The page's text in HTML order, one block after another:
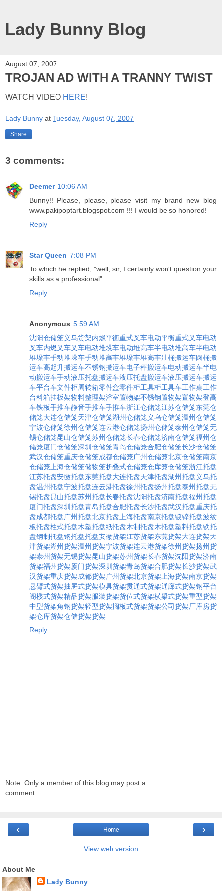
Lady Bunny Blog
August 07, 2007
TROJAN AD WITH A TRANNY TWIST
WATCH VIDEO HERE!
Lady Bunny at Tuesday, August 07, 2007
Share
3 comments:
Deemer 10:06 AM
Bunny!! Please, please, please visit my brand new blog
www.pakipoptart.blogspot.com !!! I would be so honored!
Reply
Star Queen 7:08 PM
To which he replied, "well, sir, I certainly won't question your
skills as a professional"
Reply
Anonymous 5:59 AM
沈阳仓储笼义乌货架内燃平衡重式叉车电动平衡重式叉车电动
叉车内燃叉车叉车电动堆垛车电动堆高车半电动堆高车半电动
堆垛车手动堆垛车手动堆高车堆垛车堆高车油桶搬运车圆桶搬
运车高起升搬运车不锈钢搬运车电子秤搬运车电动搬运车半电
动搬运车手动液压托盘搬运车液压托盘搬运车液压搬运车搬运
车平台车文件柜周转箱零件盒零件柜工具柜工具车工作桌工作
台料箱挂板架物料整理架浴室置物架不锈钢置物架置物架登高
车铁板手推车静音手推车手推车浙江仓储笼江苏仓储笼东莞仓
储笼大连仓储笼天津仓储笼湖州仓储笼义乌仓储笼温州仓储笼
宁波仓储笼徐州仓储笼连云港仓储笼扬州仓储笼泰州仓储笼无
锡仓储笼昆山仓储笼苏州仓储笼长春仓储笼济南仓储笼福州仓
储笼厦门仓储笼深圳仓储笼青岛仓储笼合肥仓储笼长沙仓储笼
武汉仓储笼重庆仓储笼成都仓储笼广州仓储笼北京仓储笼南京
仓储笼 上海仓储笼储物笼折叠式仓储笼仓库笼仓储笼浙江托盘
江苏托盘安徽托盘东莞托盘大连托盘天津托盘湖州托盘 义乌托
盘温州托盘宁波托盘连云港托盘徐州托盘扬州托盘泰州托盘无
锡托盘昆山托盘苏州托盘长春托盘沈阳托盘济南托盘福州托盘
厦门托盘深圳托盘青岛托盘合肥托盘长沙托盘武汉托盘重庆托
盘成都托盘广州托盘北京托盘 上海托盘南京托盘镀锌托盘波纹
板托盘柱式托盘木塑托盘纸托盘木制托盘木托盘塑料托盘铁托
盘钢制托盘钢托盘托盘安徽货架江苏货架东莞货架大连货架天
津货架湖州货架温州货架宁波货架连云港货架徐州货架扬州货
架泰州货架无锡货架昆山货架苏州货架长春货架沈阳货架济南
货架福州货架厦门货架深圳货架青岛货架合肥货架长沙货架武
汉货架重庆货架成都货架广州货架北京货架 上海货架南京货架
悬臂式货架抽屉式货架模具货架贯通式货架通廊式货架钢平台
阁楼式货架精品货架服装货架货位式货架横梁式货架重型货架
中型货架角钢货架轻型货架搁板式货架货架公司货架厂库房货
架仓库货架仓储货架货架
Reply
Note: Only a member of this blog may post a
comment.
‹ ›
Home
View web version
About Me
Lady Bunny